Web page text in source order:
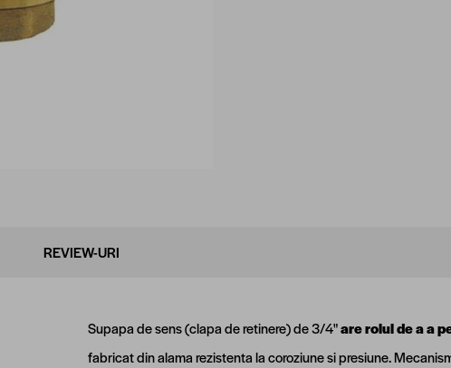
REVIEW-URI
Supapa de sens (clapa de retinere) de 3/4"are rolul de a a
fabricat din alama rezistenta la coroziune si presiune.